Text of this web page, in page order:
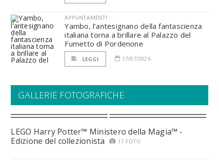
APPUNTAMENTI
Yambo, l’antesignano della fantascienza
italiana torna a brillare al Palazzo del
Fumetto di Pordenone
LEGGI 17/07/2026
GALLERIE FOTOGRAFICHE
LEGO Harry Potter™ Ministero della Magia™ -
Edizione del collezionista
17 FOTO